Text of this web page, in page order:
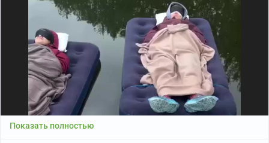
Показать полностью